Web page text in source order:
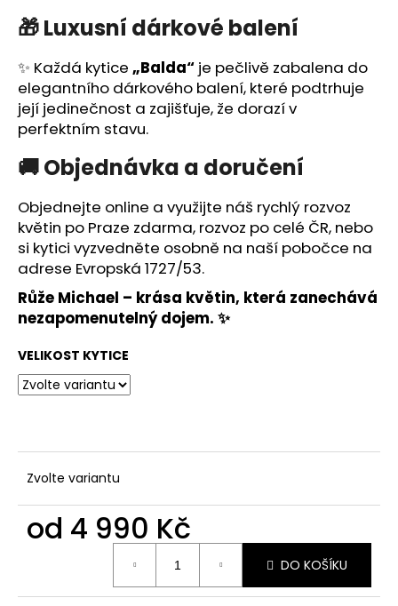
🎁 Luxusní dárkové balení
✨ Každá kytice „Balda“ je pečlivě zabalena do
elegantního dárkového balení, které podtrhuje
její jedinečnost a zajišťuje, že dorazí v
perfektním stavu.
🚚 Objednávka a doručení
Objednejte online a využijte náš rychlý rozvoz
květin po Praze zdarma, rozvoz po celé ČR, nebo
si kytici vyzvedněte osobně na naší pobočce na
adrese Evropská 1727/53.
Růže Michael – krása květin, která zanechává
nezapomenutelný dojem. ✨
VELIKOST KYTICE
Zvolte variantu
od 4 990 Kč
DO KOŠÍKU